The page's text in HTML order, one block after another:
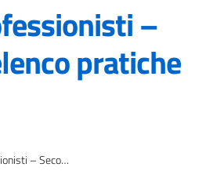
–
pratiche
elenco pratiche revocate